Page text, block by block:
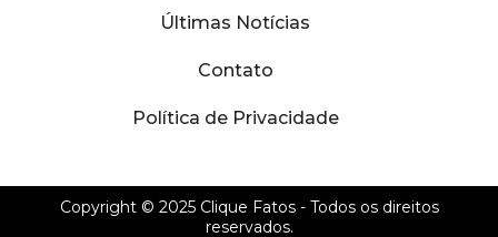
Últimas Notícias
Contato
Política de Privacidade
Copyright © 2025 Clique Fatos- Todos os direitos
reservados.